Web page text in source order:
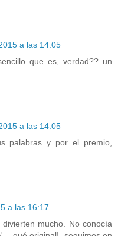
a las 14:05
que es, verdad?? un
a las 14:05
palabras y por el premio,
a las 16:17
mucho. No conocía